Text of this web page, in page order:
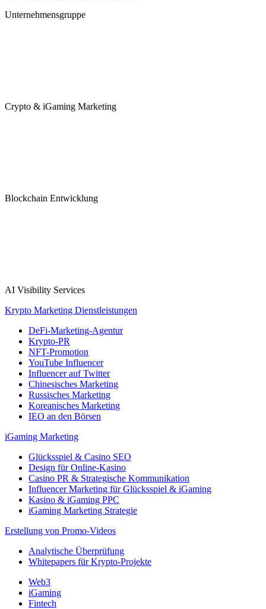
Unternehmensgruppe
Crypto & iGaming Marketing
Blockchain Entwicklung
AI Visibility Services
Krypto Marketing Dienstleistungen
DeFi-Marketing-Agentur
Krypto-PR
NFT-Promotion
YouTube Influencer
Influencer auf Twitter
Chinesisches Marketing
Russisches Marketing
Koreanisches Marketing
IEO an den Börsen
iGaming Marketing
Glücksspiel & Casino SEO
Design für Online-Kasino
Casino PR & Strategische Kommunikation
Influencer Marketing für Glücksspiel & iGaming
Kasino & iGaming PPC
iGaming Marketing Strategie
Erstellung von Promo-Videos
Analytische Überprüfung
Whitepapers für Krypto-Projekte
Web3
iGaming
Fintech